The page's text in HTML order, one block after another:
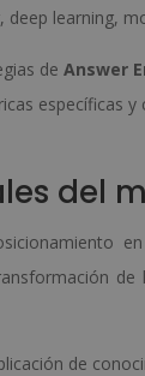
learning,
de Answer
específicas
del
de